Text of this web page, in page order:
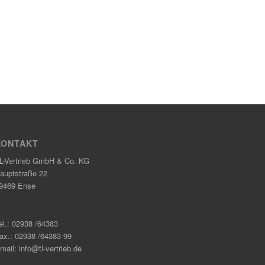
Vertrieb GmbH & Co. KG
22
Ense
02938 /64383
02938 /64383 99
info@tl-vertrieb.de